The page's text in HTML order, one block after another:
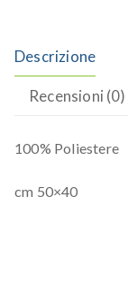
Descrizione
Recensioni (0)
100% Poliestere
cm 50×40